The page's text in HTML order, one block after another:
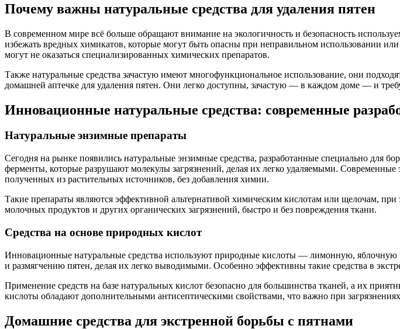
Почему важны натуральные средства для удаления пятен
В современном мире всё больше обращают внимание на экологичность и безопасность
избежать вредных химикатов, которые могут быть опасны при неправильном использовании
могут не оказаться специализированных химических препаратов.
Также натуральные средства зачастую имеют многофункциональное использование, они
домашней аптечке для удаления пятен. Они легко доступны, зачастую — в каждом доме — и
Инновационные натуральные средства: современные
Натуральные энзимные препараты
Сегодня на рынке появились натуральные энзимные средства, разработанные специально для
ферменты, которые разрушают молекулы загрязнений, делая их легко удаляемыми.
полученных из растительных источников, без добавления химии.
Такие препараты являются эффективной альтернативой химическим кислотам или щелочам,
молочных продуктов и других органических загрязнений, быстро и без повреждения ткани.
Средства на основе природных кислот
Инновационные натуральные средства используют природные кислоты — лимонную,
и размягчению пятен, делая их легко выводимыми. Особенно эффективны такие средства в
Применение средств на базе натуральных кислот безопасно для большинства тканей, а их
кислоты обладают дополнительными антисептическими свойствами, что важно при
Домашние средства для экстренной борьбы с пятнами